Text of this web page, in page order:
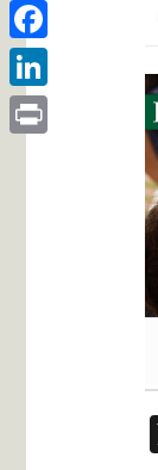
X
Facebook
LinkedIn